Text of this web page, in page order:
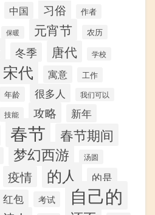
中国 习俗 作者
保暖 元宵节 农历
冬季 唐代 学校
宋代 寓意 工作
年龄 很多人 我们可以
技能 攻略 新年
春节 春节期间
梦幻西游 汤圆
疫情 的人 的是
红包 考试 自己的